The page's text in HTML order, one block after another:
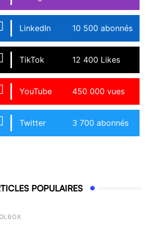
LinkedIn 10 500 abonnés
TikTok 12 400 Likes
YouTube 450 000 vues
Twitter 3 700 abonnés
POPULAIRES